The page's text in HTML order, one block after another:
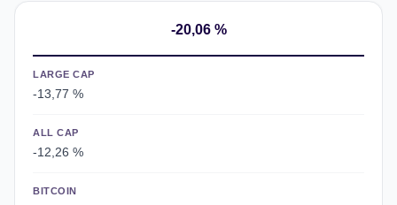
-20,06 %
LARGE CAP
-13,77 %
ALL CAP
-12,26 %
BITCOIN